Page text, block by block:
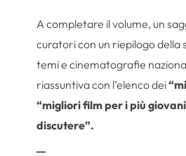
A completare il volume, un
curatori con un riepilogo della
temi e cinematografie
riassuntiva con l’elenco dei
“migliori film per i più
discutere”.
—